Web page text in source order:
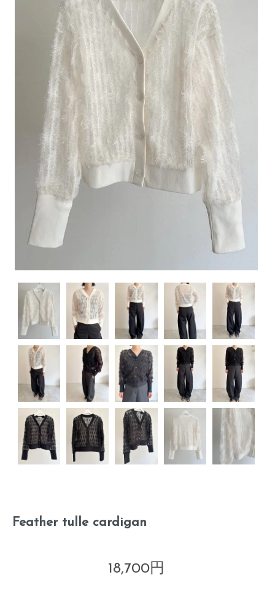
Feather tulle cardigan
18,700円